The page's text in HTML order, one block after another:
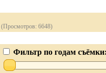
(Просмотров: 6648)
Фильтр по годам